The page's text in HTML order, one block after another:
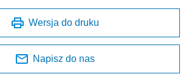
Wersja do druku
Napisz do nas